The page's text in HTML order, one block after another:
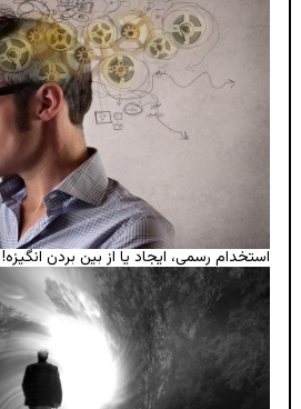
استخدام رسمی، ایجاد یا از بین بردن انگیزه!